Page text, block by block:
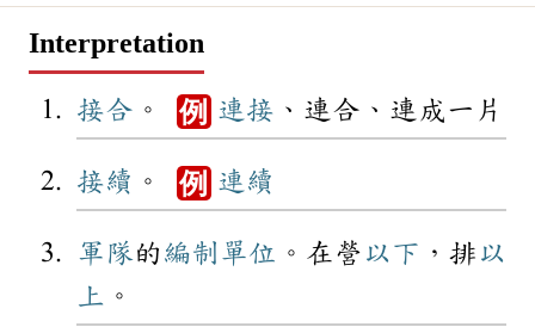
Interpretation
接合 。 例 連接 、連合、連成一片
接續 。 例 連續
軍隊的 編制 單位 。在營 以下 ，排 以
上 。